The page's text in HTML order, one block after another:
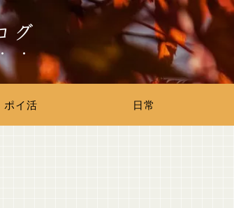
グ
ポイ活 日常